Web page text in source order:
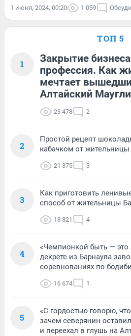
1 июня, 2024, 00:20 1 059
ТОП 5
1
Закрытие
профессия. Как
мечтает
Алтайский Маугли
23 478 2
2
Простой рецепт
кабачком от жительницы
21 375 3
3
Как приготовить
способ от жительницы
18 821 4
4
«Чемпионкой быть — это
декрете из Барнаула
соревнованиях по
16 674 1
5
«С гордостью говорю,
зачем северянин
и переехал в глушь на